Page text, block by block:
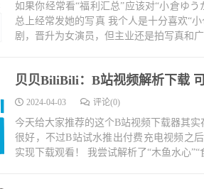
如果你经常看“福利汇总”应该对“小倉ゆ
总上经常发她的写真 我个人是十分喜欢“
剧，晋升为女演员，但主业还是拍写真和
贝贝BiliBili：B站视频解析下载
2024-04-03 评论(0)
今天给大家推荐的这个B站视频下载器其
很好，不过B站试水推出付费充电视频之
实现下载观看！ 我尝试解析了“木鱼水心